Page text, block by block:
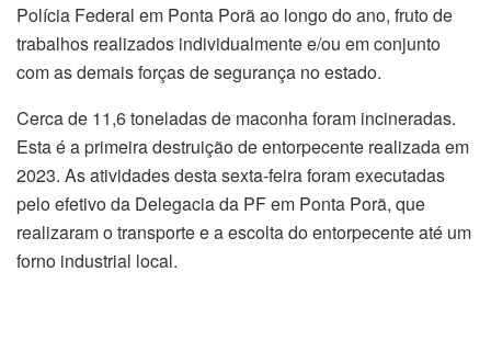
Polícia Federal em Ponta Porã ao longo do ano, fruto de
trabalhos realizados individualmente e/ou em conjunto
com as demais forças de segurança no estado.
Cerca de 11,6 toneladas de maconha foram incineradas.
Esta é a primeira destruição de entorpecente realizada em
2023. As atividades desta sexta-feira foram executadas
pelo efetivo da Delegacia da PF em Ponta Porã, que
realizaram o transporte e a escolta do entorpecente até um
forno industrial local.